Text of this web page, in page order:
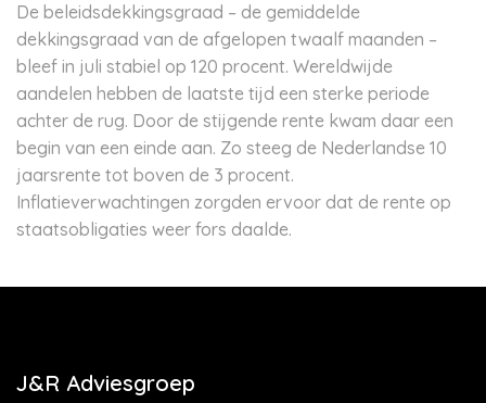
De beleidsdekkingsgraad – de gemiddelde
dekkingsgraad van de afgelopen twaalf maanden –
bleef in juli stabiel op 120 procent. Wereldwijde
aandelen hebben de laatste tijd een sterke periode
achter de rug. Door de stijgende rente kwam daar een
begin van een einde aan. Zo steeg de Nederlandse 10
jaarsrente tot boven de 3 procent.
Inflatieverwachtingen zorgden ervoor dat de rente op
staatsobligaties weer fors daalde.
J&R Adviesgroep